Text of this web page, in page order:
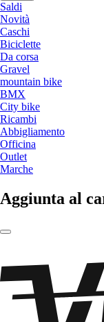
Saldi
Novità
Caschi
Biciclette
Da corsa
Gravel
mountain bike
BMX
City bike
Ricambi
Abbigliamento
Officina
Outlet
Marche
Aggiunta al